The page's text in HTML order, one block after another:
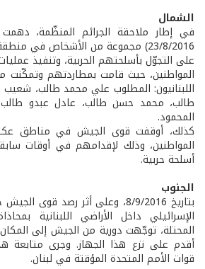
الشمال
في إطار ملاحقة الجرائم المنظّمة،
23/8/2016) مجموعة من الأشخاص في
على التجوّل بأسلحتهم الحربية، وتنفيذ
المواطنين، حيث قامت بمطاردتهم وتمكّنت
اللبنانيون: المطلوب علي محمد طالب،
طالب، محمد حسن طالب، عادل عبدو
المحمود.
كذلك، أوقفت قوى الجيش في مناطق
المواطنين، وذلك لإقدامهم في أوقات
أسلحة حربية.
الجنوب
بتاريخ 8/9/2016، وعلى أثر رصد
الإسرائيلي داخل الأراضي اللبنانية
المحتلة، توجّهت دورية من الجيش إلى
أقدم على نزع هذا الجهاز. وجرى متابعة
قوات الأمم المتحدة المؤقتة في لبنان.